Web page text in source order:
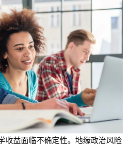
收益面临不确定性。地缘政治风险